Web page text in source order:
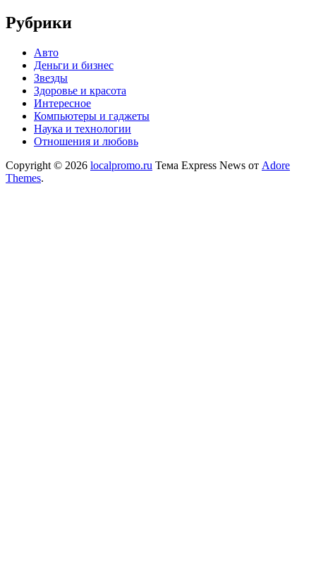
Рубрики
Авто
Деньги и бизнес
Звезды
Здоровье и красота
Интересное
Компьютеры и гаджеты
Наука и технологии
Отношения и любовь
Copyright © 2026 localpromo.ru Тема Express News от Adore
Themes.